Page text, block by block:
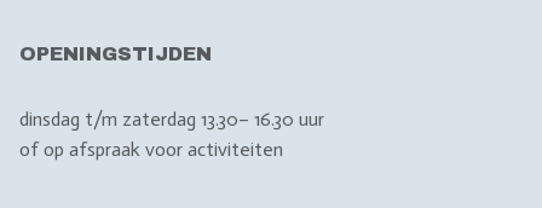
OPENINGSTIJDEN
dinsdag t/m zaterdag 13.30– 16.30 uur
of op afspraak voor activiteiten